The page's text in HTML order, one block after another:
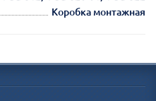
Коробка монтажная